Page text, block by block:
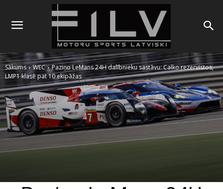
Sākums WEC
Paziņo LeMans 24H dalībnieku sastāvu: Calko rezervistos,
LMP1 klasē pat 10 ekipāžas